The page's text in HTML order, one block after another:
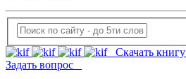
Скачать книгу
Задать вопрос